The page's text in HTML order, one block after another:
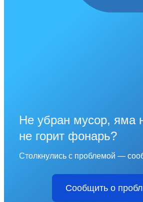
Не убран мусор, яма
не горит фонарь?
Столкнулись с проблемой —
Сообщить о